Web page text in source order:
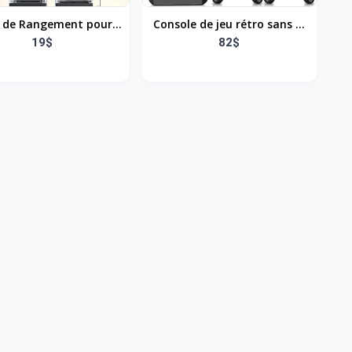
Rangement pour
Vidéo PS5 & PS4 -
19$
Console de jeu rétro sans fil
avec 23 émulateurs intégrés,
82$